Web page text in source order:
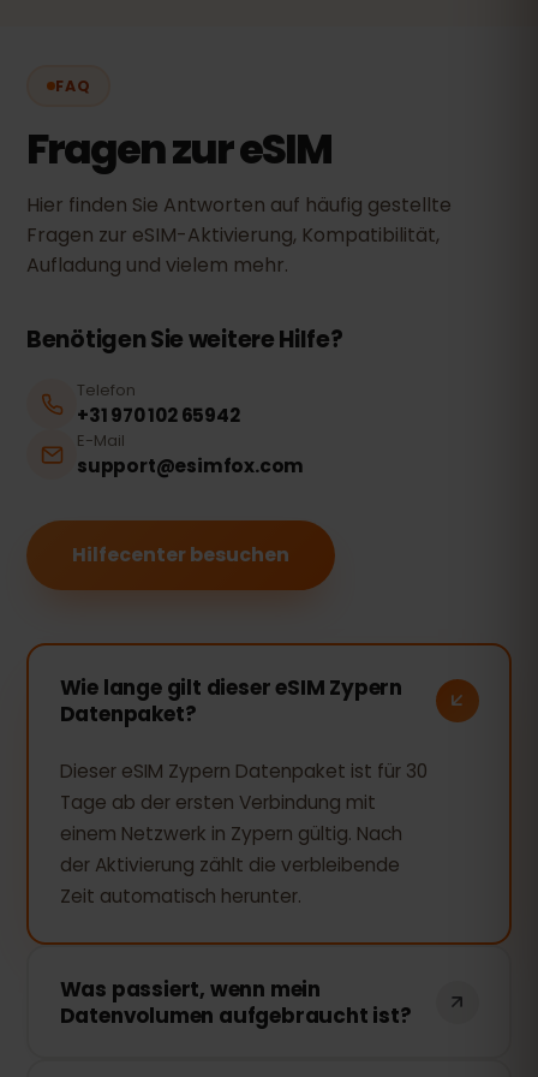
FAQ
Fragen zur eSIM
Hier finden Sie Antworten auf häufig gestellte
Fragen zur eSIM-Aktivierung, Kompatibilität,
Aufladung und vielem mehr.
Benötigen Sie weitere Hilfe?
Telefon
+31 970 102 65942
E-Mail
support@esimfox.com
Hilfecenter besuchen
Wie lange gilt dieser eSIM Zypern
Datenpaket?
Dieser eSIM Zypern Datenpaket ist für 30
Tage ab der ersten Verbindung mit
einem Netzwerk in Zypern gültig. Nach
der Aktivierung zählt die verbleibende
Zeit automatisch herunter.
Was passiert, wenn mein
Datenvolumen aufgebraucht ist?